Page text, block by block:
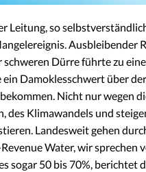
Leitung, so
Ausbleibender
Dürre führte zu
ein Damoklesschwert über
Nicht nur wegen
des Klimawandels und
Landesweit gehen
Water, wir sprechen
sogar 50 bis 70%, berichtet